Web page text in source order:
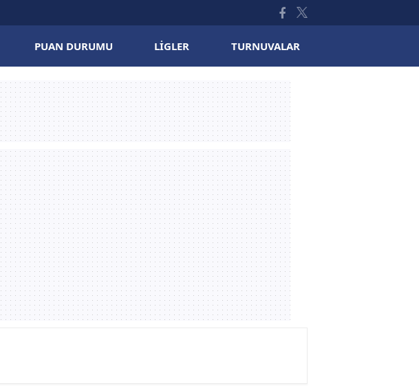
PUAN DURUMU LIGLER TURNUVALAR